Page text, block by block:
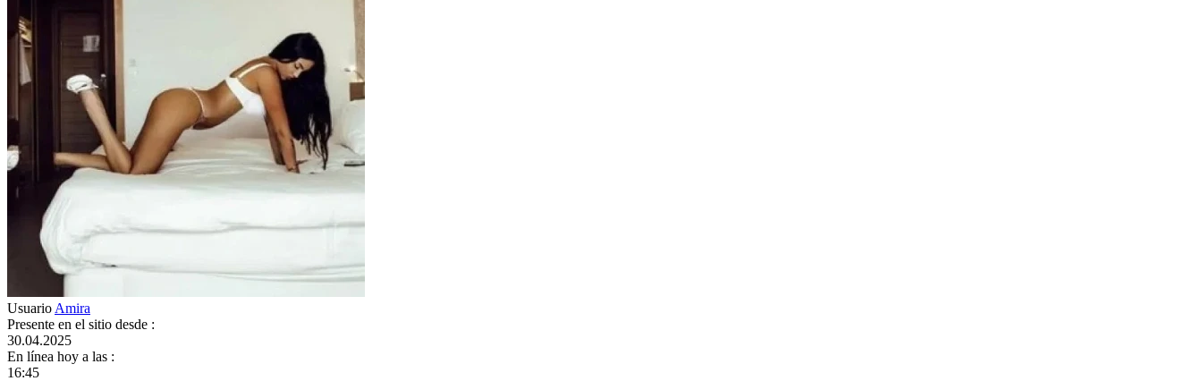
Usuario Amira
Presente en el sitio desde :
30.04.2025
En línea hoy a las :
16:45